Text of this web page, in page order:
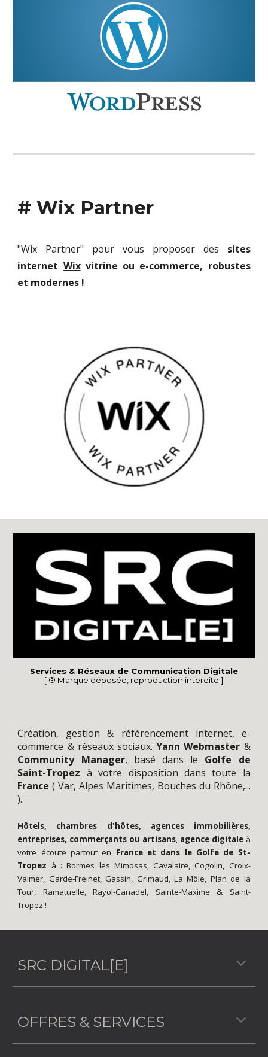
# Wix Partner
"Wix Partner" pour vous proposer des sites
internet Wix vitrine ou e-commerce, robustes
et modernes !
Services & Réseaux de Communication Digitale
[ ® Marque déposée, reproduction interdite ]
Création, gestion & référencementinternet, e-
commerce & réseaux sociaux.YannWebmaster &
Community Manager, basé dans le Golfe de
Saint-Tropez à votre disposition dans toute la
France (Var,Alpes Maritimes, Bouches du Rhône,...
).
Hôtels, chambres d'hôtes, agences immobilières,
entreprises, commerçants ou artisans, agence digitaleà
votre écoute partout en Franceet dans le Golfe de St-
Tropez à :Bormes les Mimosas,Cavalaire,Cogolin, Croix-
Valmer, Garde-Freinet,Gassin, Grimaud,La Môle, Plan de la
Tour, Ramatuelle,Rayol-Canadel, Sainte-Maxime & Saint-
Tropez !
SRC DIGITAL[E]
OFFRES & SERVICES